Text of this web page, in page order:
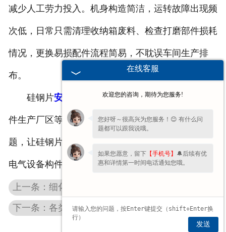
减少人工劳力投入。机身构造简洁，运转故障出现频
次低，日常只需清理收纳箱废料、检查打磨部件损耗
情况，更换易损配件流程简易，不耽误车间生产排
布。
硅钢片安徽去毛刺机适配铁芯加工车间、电气配
件生产厂区等场景，针对性解决冲切后边缘瑕疵问
题，让硅钢片半成品平稳流转至叠装、装配工序，为
电气设备构件制作提供稳固助力。
下一条：各类工件边缘规整，安徽去毛刺机优化构件装配衔接效果
在线客服
欢迎您的咨询，期待为您服务!
您好呀～很高兴为您服务！😊 有什么问
题都可以跟我说哦。
如果您愿意，留下 【手机号】 🔔后续有优
惠和详情第一时间电话通知您哦。
发送